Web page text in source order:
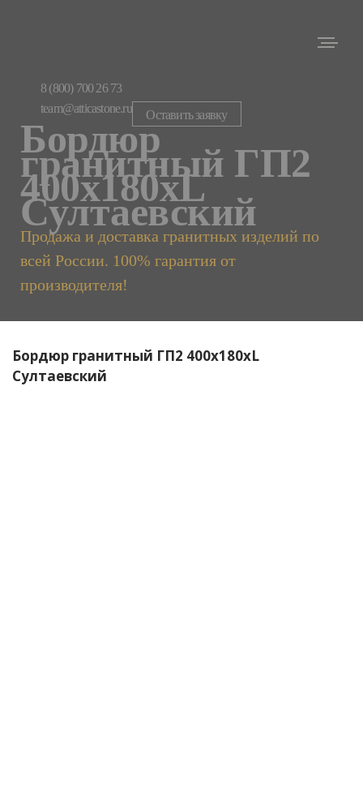
8 (800) 700 26 73
team@atticastone.ru
Оставить заявку
Бордюр
гранитный ГП2
400х180хL
Султаевский
Продажа и доставка гранитных изделий по
всей России. 100% гарантия от
производителя!
Бордюр гранитный ГП2 400х180хL
Султаевский